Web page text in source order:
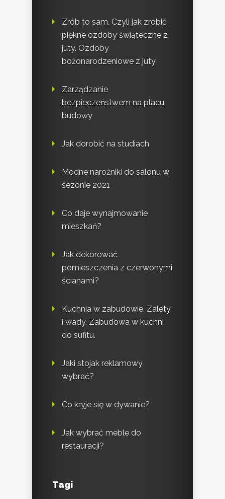
Zrób to sam. Czyli jak zrobić
piękne ozdoby świąteczne z
juty. Ozdoby
bożonarodzeniowe z juty
Zarządzanie
bezpieczeństwem na placu
budowy
Jak dorobić na studiach
Modne narożniki do salonu w
sezonie 2021
Co daje wynajmowanie
mieszkań?
Jak dekorować
pomieszczenia z czerwonymi
ścianami?
Kuchnia w zabudowie. Zalety
i wady. Zabudowa w kuchni
do sufitu.
Jaki stojak reklamowy
wybrać?
Co kryje się w dywanie?
Jak wybrać meble do
restauracji?
Tagi